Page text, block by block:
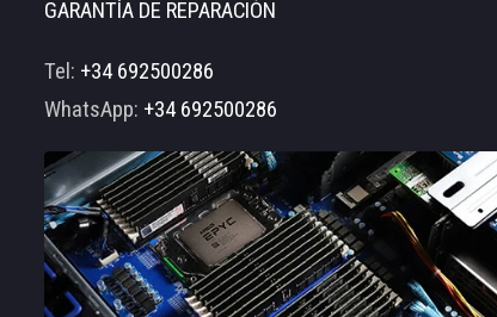
GARANTÍA DE REPARACIÓN
Tel: +34 692500286
WhatsApp: +34 692500286